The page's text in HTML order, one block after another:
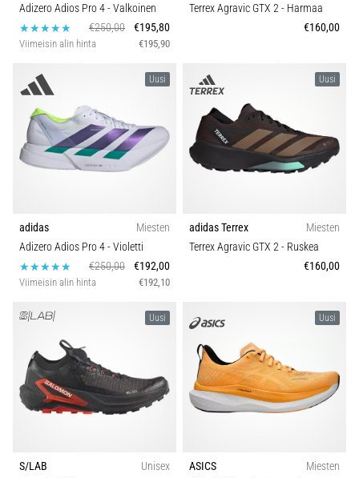
Adizero Adios Pro 4- Valkoinen
€250,00
€195,80
Viimeisin alin hinta €195,90
Terrex Agravic GTX 2- Harmaa
€160,00
Uusi
adidas
Miesten
Adizero Adios Pro 4- Violetti
€250,00
€192,00
Viimeisin alin hinta €192,10
Uusi
adidas Terrex
Miesten
Terrex Agravic GTX 2- Ruskea
€160,00
Uusi
S/LAB
Unisex
Uusi
ASICS
Miesten